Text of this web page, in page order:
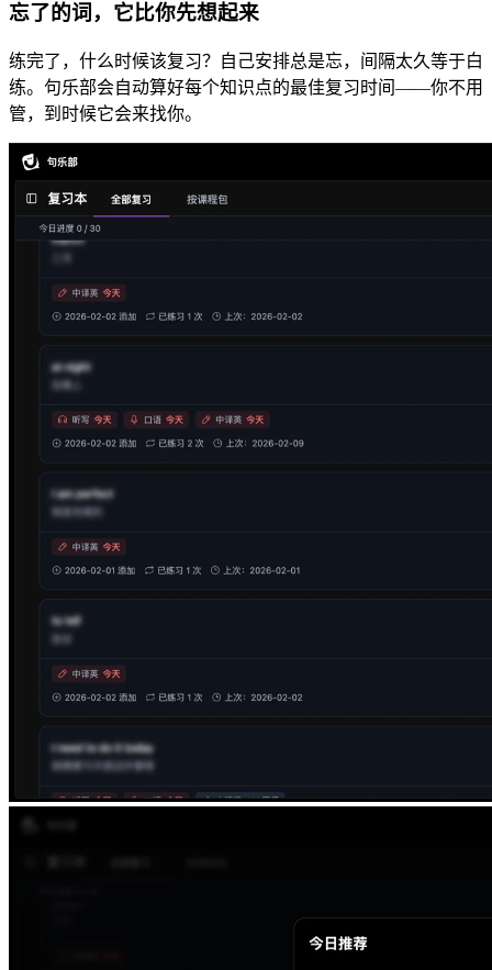
忘了的词，它比你先想起来
练完了，什么时候该复习？自己安排总是忘，间隔太久等于白
练。句乐部会自动算好每个知识点的最佳复习时间——你不用
管，到时候它会来找你。